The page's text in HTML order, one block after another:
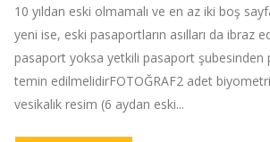
10 yıldan eski olmamalı ve en az iki boş
yeni ise, eski pasaportların asılları da ibraz
pasaport yoksa yetkili pasaport
temin edilmelidirFOTOĞRAF2 adet
vesikalık resim (6 aydan eski...